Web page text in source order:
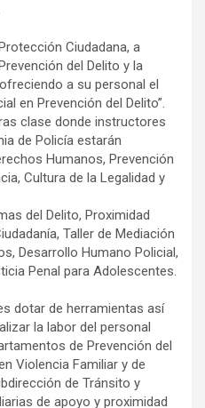
Ciudadana, a
del Delito y la
a su personal el
en Prevención del Delito”.
clase donde instructores
de Policía estarán
Humanos, Prevención
Cultura de la Legalidad y
del Delito, Proximidad
Taller de Mediación
Desarrollo Humano Policial,
Penal para Adolescentes.
dotar de herramientas así
la labor del personal
de Prevención del
Violencia Familiar y de
de Tránsito y
de apoyo y proximidad